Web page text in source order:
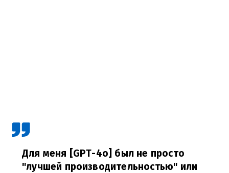
Для меня [GPT-4o] был не просто
"лучшей производительностью" или